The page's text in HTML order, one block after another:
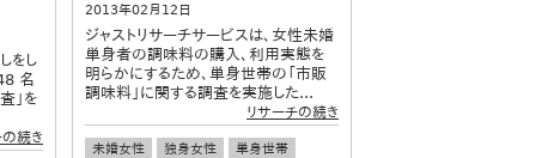
をし
名
」を
の続き
2013年02月12日
ジャストリサーチサービスは、女性未婚
単身者の調味料の購入、利用実態を
明らかにするため、単身世帯の「市販
調味料」に関する調査を実施した...
リサーチの続き
未婚女性 独身女性
単身世帯